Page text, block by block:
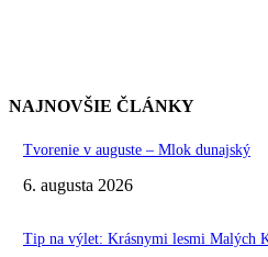
NAJNOVŠIE ČLÁNKY
Tvorenie v auguste – Mlok dunajský
6. augusta 2026
Tip na výlet: Krásnymi lesmi Malých